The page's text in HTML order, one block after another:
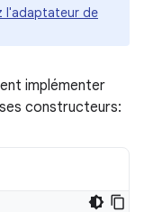
l'adaptateur de
implémenter
constructeurs: